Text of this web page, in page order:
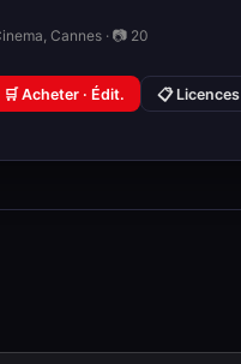
Cannes · 📷 20
🛒 Acheter · Édit. 📋 Licences